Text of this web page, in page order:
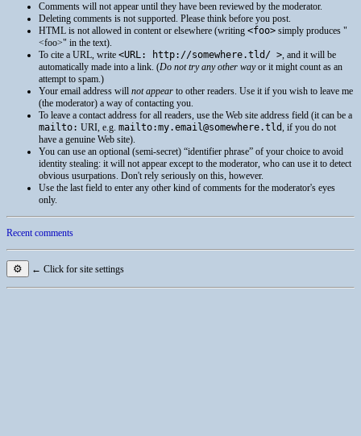
Comments will not appear until they have been reviewed by the moderator.
Deleting comments is not supported. Please think before you post.
HTML is not allowed in content or elsewhere (writing <foo> simply produces
<foo>
in the text).
To cite a URL, write <URL: http://somewhere.tld/ >, and it will be
automatically made into a link. (Do not try any other wayor it might count as an
attempt to spam.)
Your email address will not appear to other readers. Use it if you wish to leave me
(the moderator) a way of contacting you.
To leave a contact address for all readers, use the Web site address field (it can be a
mailto: URI, e.g. mailto:my.email@somewhere.tld, if you do not
have a genuine Web site).
You can use an optional (semi-secret) “identifier phrase” of your choice to avoid
identity stealing: it will not appear except to the moderator, who can use it to detect
obvious usurpations. Don't rely seriously on this, however.
Use the last field to enter any other kind of comments for the moderator's eyes
only.
Recent comments
⚙ ← Click for site settings